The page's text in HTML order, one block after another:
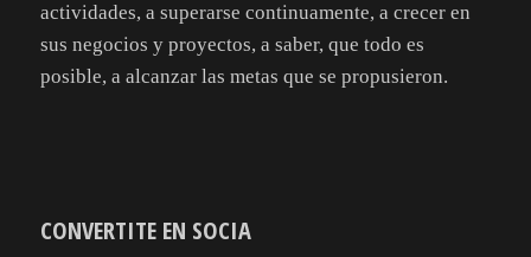
actividades, a superarse continuamente, a crecer en
sus negocios y proyectos, a saber, que todo es
posible, a alcanzar las metas que se propusieron.
CONVERTITE EN SOCIA